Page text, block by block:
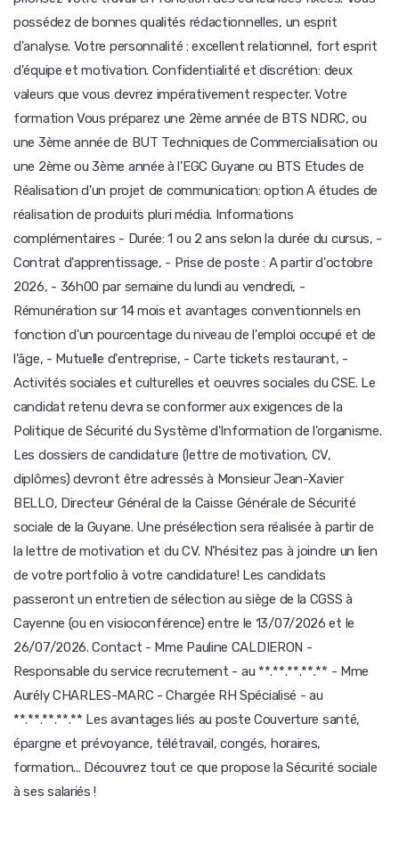
possédez de bonnes qualités rédactionnelles, un esprit
d'analyse. Votre personnalité : excellent relationnel, fort esprit
d'équipe et motivation. Confidentialité et discrétion: deux
valeurs que vous devrez impérativement respecter. Votre
formation Vous préparez une 2ème année de BTS NDRC, ou
une 3ème année de BUT Techniques de Commercialisation ou
une 2ème ou 3ème année à l'EGC Guyane ou BTS Etudes de
Réalisation d'un projet de communication: option A études de
réalisation de produits pluri média. Informations
complémentaires - Durée: 1 ou 2 ans selon la durée du cursus, -
Contrat d'apprentissage, - Prise de poste : A partir d'octobre
2026, - 36h00 par semaine du lundi au vendredi, -
Rémunération sur 14 mois et avantages conventionnels en
fonction d'un pourcentage du niveau de l'emploi occupé et de
l'âge, - Mutuelle d'entreprise, - Carte tickets restaurant, -
Activités sociales et culturelles et oeuvres sociales du CSE. Le
candidat retenu devra se conformer aux exigences de la
Politique de Sécurité du Système d'Information de l'organisme.
Les dossiers de candidature (lettre de motivation, CV,
diplômes) devront être adressés à Monsieur Jean-Xavier
BELLO, Directeur Général de la Caisse Générale de Sécurité
sociale de la Guyane. Une présélection sera réalisée à partir de
la lettre de motivation et du CV. N'hésitez pas à joindre un lien
de votre portfolio à votre candidature! Les candidats
passeront un entretien de sélection au siège de la CGSS à
Cayenne (ou en visioconférence) entre le 13/07/2026 et le
26/07/2026. Contact - Mme Pauline CALDIERON -
Responsable du service recrutement - au **.**.**.**.** - Mme
Aurély CHARLES-MARC - Chargée RH Spécialisé - au
**.**.**.**.** Les avantages liés au poste Couverture santé,
épargne et prévoyance, télétravail, congés, horaires,
formation... Découvrez tout ce que propose la Sécurité sociale
à ses salariés !